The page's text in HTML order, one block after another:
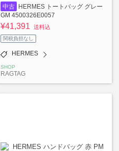
中古
HERMES トートバッグ グレー
GM 4500326E0057
¥41,391 送料込
関税負担なし
HERMES
SHOP
RAGTAG